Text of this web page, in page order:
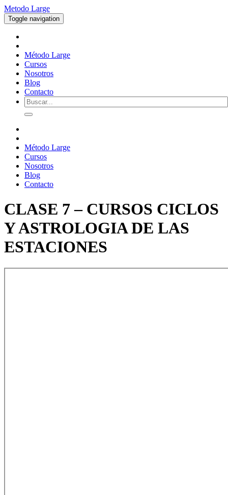
Metodo Large
Toggle navigation
Método Large
Cursos
Nosotros
Blog
Contacto
Método Large
Cursos
Nosotros
Blog
Contacto
CLASE 7 – CURSOS CICLOS
Y ASTROLOGIA DE LAS
ESTACIONES